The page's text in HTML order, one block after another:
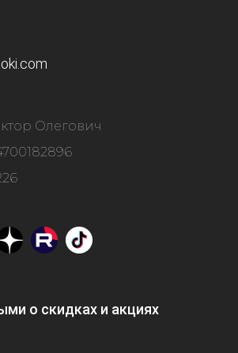
Олегович
о скидках и акциях